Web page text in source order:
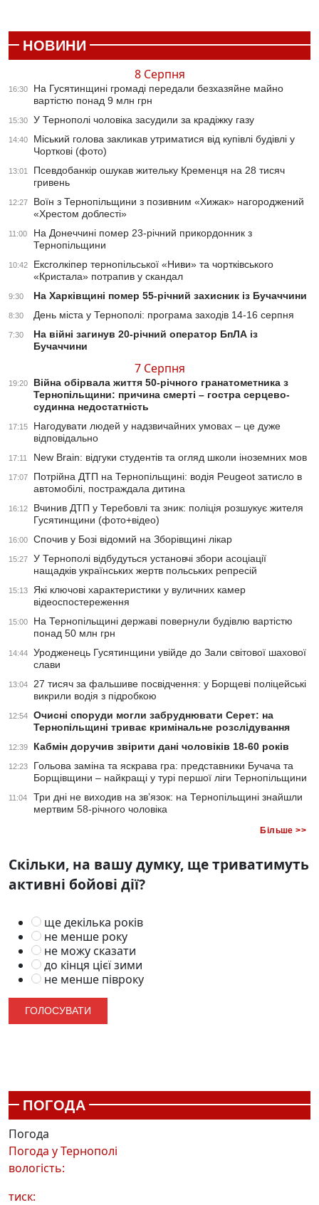
НОВИНИ
8 Серпня
16:30
На Гусятинщині громаді передали безхазяйне майно
вартістю понад 9 млн грн
15:30 У Тернополі чоловіка засудили за крадіжку газу
14:40
Міський голова закликав утриматися від купівлі будівлі у
Чорткові (фото)
13:01
Псевдобанкір ошукав жительку Кременця на 28 тисяч
гривень
12:27
Воїн з Тернопільщини з позивним «Хижак» нагороджений
«Хрестом доблесті»
11:00
На Донеччині помер 23-річний прикордонник з
Тернопільщини
10:42
Ексголкіпер тернопільської «Ниви» та чортківського
«Кристала» потрапив у скандал
9:30 На Харківщині помер 55-річний захисник із Бучаччини
8:30 День міста у Тернополі: програма заходів 14-16 серпня
7:30
На війні загинув 20-річний оператор БпЛА із
Бучаччини
7 Серпня
19:20
Війна обірвала життя 50-річного гранатометника з
Тернопільщини: причина смерті – гостра серцево-
судинна недостатність
17:15
Нагодувати людей у надзвичайних умовах – це дуже
відповідально
17:11 New Brain: відгуки студентів та огляд школи іноземних мов
17:07
Потрійна ДТП на Тернопільщині: водія Peugeot затисло в
автомобілі, постраждала дитина
16:12
Вчинив ДТП у Теребовлі та зник: поліція розшукує жителя
Гусятинщини (фото+відео)
16:00 Спочив у Бозі відомий на Зборівщині лікар
15:27
У Тернополі відбудуться установчі збори асоціації
нащадків українських жертв польських репресій
15:13
Які ключові характеристики у вуличних камер
відеоспостереження
15:00
На Тернопільщині державі повернули будівлю вартістю
понад 50 млн грн
14:44
Уродженець Гусятинщини увійде до Зали світової шахової
слави
13:04
27 тисяч за фальшиве посвідчення: у Борщеві поліцейські
викрили водія з підробкою
12:54
Очисні споруди могли забруднювати Серет: на
Тернопільщині триває кримінальне розслідування
12:39 Кабмін доручив звірити дані чоловіків 18-60 років
12:23
Гольова заміна та яскрава гра: представники Бучача та
Борщівщини – найкращі у турі першої ліги Тернопільщини
11:04
Три дні не виходив на зв’язок: на Тернопільщині знайшли
мертвим 58-річного чоловіка
Більше >>
Скільки, на вашу думку, ще триватимуть
активні бойові дії?
ще декілька років
не менше року
не можу сказати
до кінця цієї зими
не менше півроку
ПОГОДА
Погода
Погода уТернополі
вологість:
тиск: